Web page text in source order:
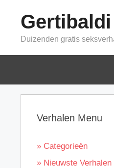
inhoudDuizenden gratis
Verhalen Menu
» Categorieën
» Nieuwste Verhalen